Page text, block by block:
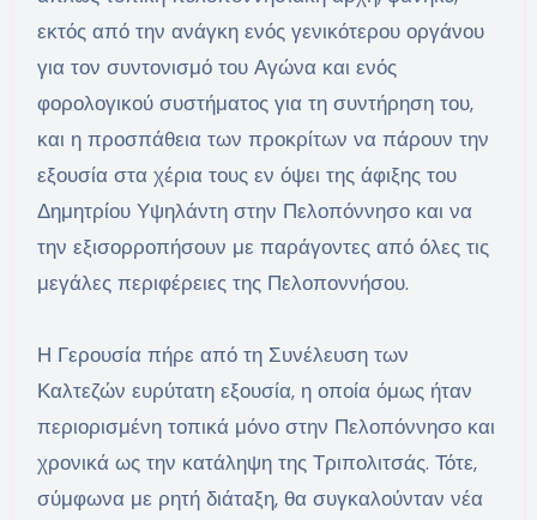
εκτός από την ανάγκη ενός γενικότερου οργάνου
για τον συντονισμό του Αγώνα και ενός
φορολογικού συστήματος για τη συντήρηση του,
και η προσπάθεια των προκρίτων να πάρουν την
εξουσία στα χέρια τους εν όψει της άφιξης του
Δημητρίου Υψηλάντη στην Πελοπόννησο και να
την εξισορροπήσουν με παράγοντες από όλες τις
μεγάλες περιφέρειες της Πελοποννήσου.
Η Γερουσία πήρε από τη Συνέλευση των
Καλτεζών ευρύτατη εξουσία, η οποία όμως ήταν
περιορισμένη τοπικά μόνο στην Πελοπόννησο και
χρονικά ως την κατάληψη της Τριπολιτσάς. Τότε,
σύμφωνα με ρητή διάταξη, θα συγκαλούνταν νέα